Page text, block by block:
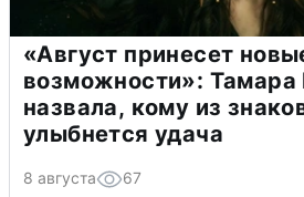
«Август принесет
возможности»: Тамара
назвала, кому из
улыбнется удача
8 августа 67